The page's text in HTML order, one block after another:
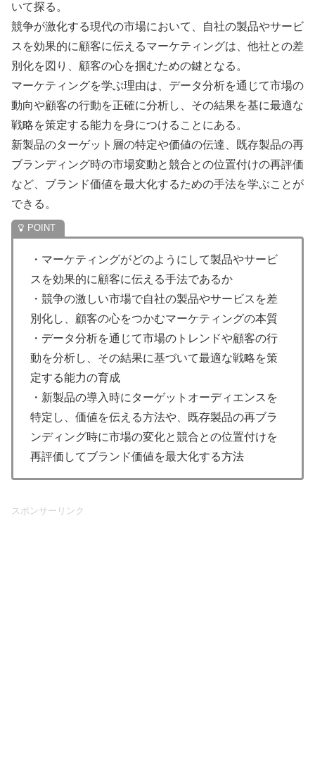
いて探る。
競争が激化する現代の市場において、自社の製品やサービ
スを効果的に顧客に伝えるマーケティングは、他社との差
別化を図り、顧客の心を掴むための鍵となる。
マーケティングを学ぶ理由は、データ分析を通じて市場の
動向や顧客の行動を正確に分析し、その結果を基に最適な
戦略を策定する能力を身につけることにある。
新製品のターゲット層の特定や価値の伝達、既存製品の再
ブランディング時の市場変動と競合との位置付けの再評価
など、ブランド価値を最大化するための手法を学ぶことが
できる。
・マーケティングがどのようにして製品やサービ
スを効果的に顧客に伝える手法であるか
・競争の激しい市場で自社の製品やサービスを差
別化し、顧客の心をつかむマーケティングの本質
・データ分析を通じて市場のトレンドや顧客の行
動を分析し、その結果に基づいて最適な戦略を策
定する能力の育成
・新製品の導入時にターゲットオーディエンスを
特定し、価値を伝える方法や、既存製品の再ブラ
ンディング時に市場の変化と競合との位置付けを
再評価してブランド価値を最大化する方法
スポンサーリンク